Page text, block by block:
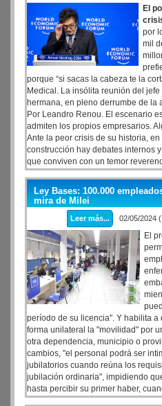
El
por
mil
porque “si sacas la cabeza te la
Medical. La insólita reunión del
hermana, en pleno derrumbe de la
Por Leandro Renou. El escenario
admiten los propios empresarios.
Ante la peor crisis de su historia,
construcción hay debates internos
que conviven con un temor
poder de Javier Milei: “no
te la cortan, como a Belocopitt. A
dirigentes empresarios de la Unión
Argentina de Comercio (Camarco)
Ley Bases: 100.000
mira de Milei
Leer más... 02/05/
El
período de su licencia". Y habilita
forma unilateral la "movilidad" por
otra dependencia, municipio o
cambios, "el personal podrá ser
jubilatorios cuando reúna los
jubilación ordinaria", impidiendo
hasta percibir su primer haber,
prestando servicios por un año